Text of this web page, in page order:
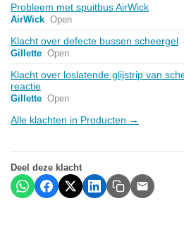
Probleem met spuitbus AirWick
AirWick Open
Klacht over defecte bussen scheergel
Gillette Open
Klacht over loslatende glijstrip van
reactie
Gillette Open
Alle klachten in Producten →
Deel deze klacht